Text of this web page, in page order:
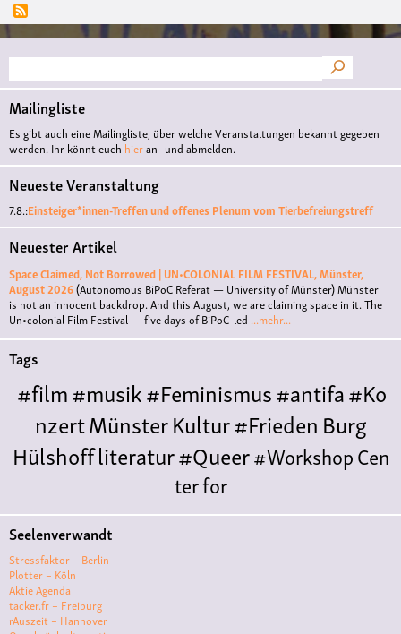
Suche
Mailingliste
Es gibt auch eine Mailingliste, über welche Veranstaltungen bekannt gegeben
werden. Ihr könnt euch hieran- und abmelden.
Neueste Veranstaltung
7.8.:Einsteiger*innen-Treffen und offenes Plenum vom Tierbefreiungstreff
Neuester Artikel
Space Claimed, Not Borrowed | UN•COLONIAL FILM FESTIVAL, Münster,
August 2026(Autonomous BiPoC Referat — University of Münster)Münster
is not an innocent backdrop. And this August, we are claiming space in it. The
Un•colonial Film Festival — five days of BiPoC-led ...mehr...
Tags
#film#musik#Feminismus#antifa#Ko
nzertMünsterKultur#FriedenBurg
Hülshoffliteratur#Queer#WorkshopCen
ter for
LiteraturePolyamoriePolytreff#liveKonzert
Polyamorietreff
Monogamie
ismuskunst
Seelenverwandt
Stressfaktor – Berlin
Plotter – Köln
Aktie Agenda
tacker.fr – Freiburg
rAuszeit – Hannover